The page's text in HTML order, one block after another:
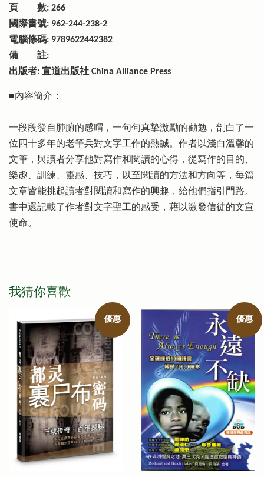
頁 數: 266
國際書號: 962-244-238-2
電腦條碼: 9789622442382
備 註:
出版者: 宣道出版社 China Alliance Press
■內容簡介：
一段段發自肺腑的感喟，一句句真摯激勵的勸勉，剖白了一
位四十多年的老筆兵對文字工作的熱誠。作者以淺白溫馨的
文筆，與讀者分享他對寫作和閱讀的心得，從寫作的目的、
樂趣、訓練、靈感、技巧，以至閱讀的方法和方向等，每篇
文章皆能挑起讀者對閱讀和寫作的興趣，給他們指引門路。
書中還記載了作者對文字聖工的感受，藉以激發信徒的文宣
使命。
我猜你喜歡
優惠 優惠